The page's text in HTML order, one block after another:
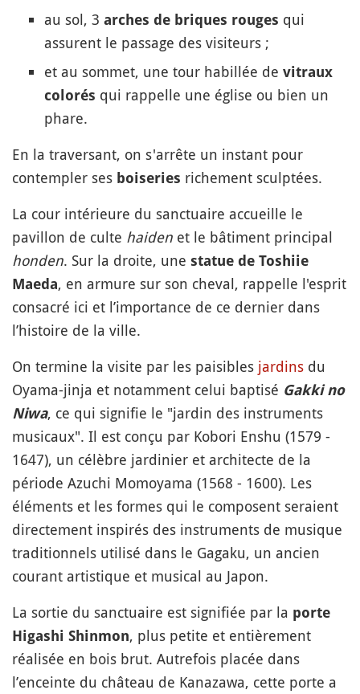
au sol, 3 arches de briques rouges qui
assurent le passage des visiteurs ;
et au sommet, une tour habillée de vitraux
colorés qui rappelle une église ou bien un
phare.
En la traversant, on s'arrête un instant pour
contempler ses boiseries richement sculptées.
La cour intérieure du sanctuaire accueille le
pavillon de culte haiden et le bâtiment principal
honden. Sur la droite, une statue de Toshiie
Maeda, en armure sur son cheval, rappelle l'esprit
consacré ici et l’importance de ce dernier dans
l’histoire de la ville.
On termine la visite par les paisibles jardins du
Oyama-jinja et notamment celui baptisé Gakki no
Niwa, ce qui signifie le "jardin des instruments
musicaux". Il est conçu par Kobori Enshu (1579 -
1647), un célèbre jardinier et architecte de la
période Azuchi Momoyama (1568 - 1600). Les
éléments et les formes qui le composent seraient
directement inspirés des instruments de musique
traditionnels utilisé dans le Gagaku, un ancien
courant artistique et musical au Japon.
La sortie du sanctuaire est signifiée par la porte
Higashi Shinmon, plus petite et entièrement
réalisée en bois brut. Autrefois placée dans
l’enceinte du château de Kanazawa, cette porte a